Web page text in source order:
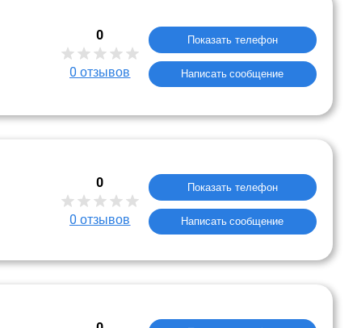
0
0 отзывов
Показать телефон
Написать сообщение
0
0 отзывов
Показать телефон
Написать сообщение